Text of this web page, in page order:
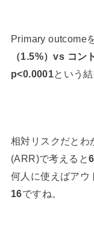
Primary outcome
（1.5%）vs コン
p<0.0001という
相対リスクだとわ
(ARR)で考えると
何人に使えばアウ
16ですね。